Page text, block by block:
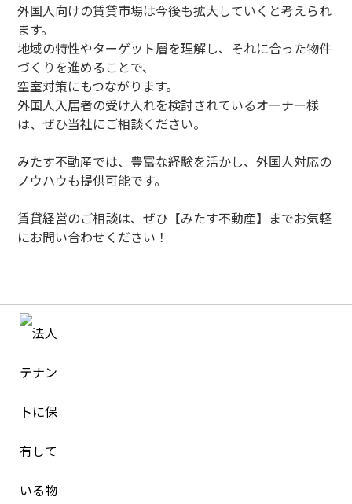
外国人向けの賃貸市場は今後も拡大していくと考えられ
ます。
地域の特性やターゲット層を理解し、それに合った物件
づくりを進めることで、
空室対策にもつながります。
外国人入居者の受け入れを検討されているオーナー様
は、ぜひ当社にご相談ください。
みたす不動産では、豊富な経験を活かし、外国人対応の
ノウハウも提供可能です。
賃貸経営のご相談は、ぜひ【みたす不動産】までお気軽
にお問い合わせください！